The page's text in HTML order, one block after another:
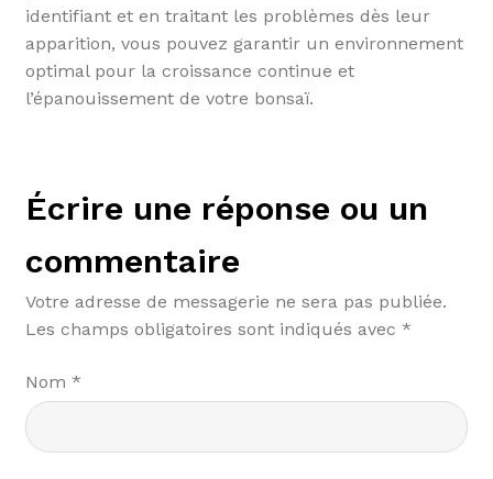
identifiant et en traitant les problèmes dès leur
apparition, vous pouvez garantir un environnement
optimal pour la croissance continue et
l’épanouissement de votre bonsaï.
Écrire une réponse ou un
commentaire
Votre adresse de messagerie ne sera pas publiée.
Les champs obligatoires sont indiqués avec *
Nom *